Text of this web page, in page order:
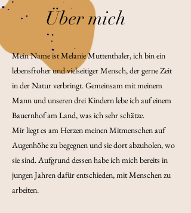
Über mich
Mein Name ist Melanie Muttenthaler, ich bin ein
lebensfroher und vielseitiger Mensch, der gerne Zeit
in der Natur verbringt. Gemeinsam mit meinem
Mann und unseren drei Kindern lebe ich auf einem
Bauernhof am Land, was ich sehr schätze.
Mir liegt es am Herzen meinen Mitmenschen auf
Augenhöhe zu begegnen und sie dort abzuholen, wo
sie sind. Aufgrund dessen habe ich mich bereits in
jungen Jahren dafür entschieden, mit Menschen zu
arbeiten.